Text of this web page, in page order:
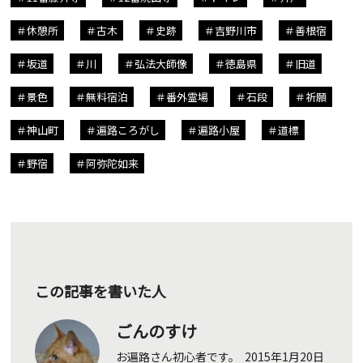
休憩所 古木 史跡 吉野川市 善根宿
坂道 川 弘法大師像 徳島県 旧道
景色 無料宿泊 番外霊場 石段 祈願
神山町 遍路ころがし 遍路小屋 道標
野宿 阿弥陀如来
この記事を書いた人
ごんのすけ
お遍路さん初心者です。 2015年1月20日